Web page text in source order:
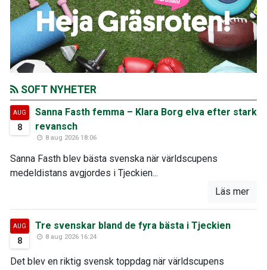
SOFT NYHETER
AUG
8
Sanna Fasth femma – Klara Borg elva efter stark
revansch
8 aug 2026 18:06
Sanna Fasth blev bästa svenska när världscupens
medeldistans avgjordes i Tjeckien...
Läs mer
AUG
8
Tre svenskar bland de fyra bästa i Tjeckien
8 aug 2026 16:24
Det blev en riktig svensk toppdag när världscupens